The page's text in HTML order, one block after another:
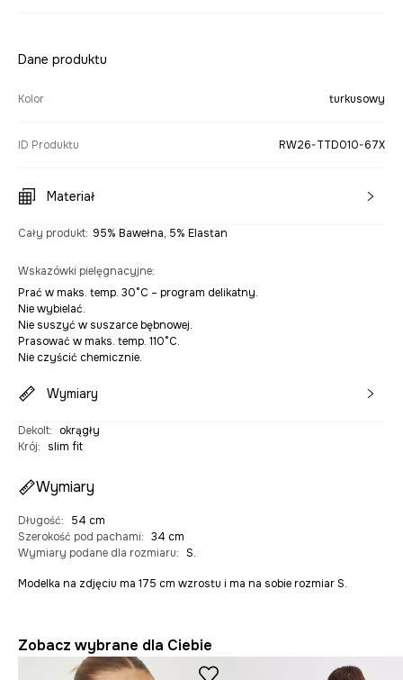
Dane produktu
Kolor turkusowy
ID Produktu RW26-TTD010-67X
Materiał
Cały produkt: 95% Bawełna, 5% Elastan
Wskazówki pielęgnacyjne:
Prać w maks. temp. 30°C – program delikatny.
Nie wybielać.
Nie suszyć w suszarce bębnowej.
Prasować w maks. temp. 110°C.
Nie czyścić chemicznie.
Wymiary
Dekolt:
okrągły
Krój: slim fit
Wymiary
Długość:
54 cm
Szerokość pod pachami: 34 cm
Wymiary podane dla rozmiaru: S.
Modelka na zdjęciu ma 175 cm wzrostu i ma na sobie rozmiar S.
Zobacz wybrane dla Ciebie